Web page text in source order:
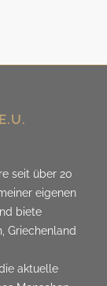
seit über 20
eigenen
biete
Griechenland
aktuelle